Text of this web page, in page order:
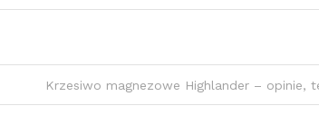
Krzesiwo magnezowe Highlander – opinie,